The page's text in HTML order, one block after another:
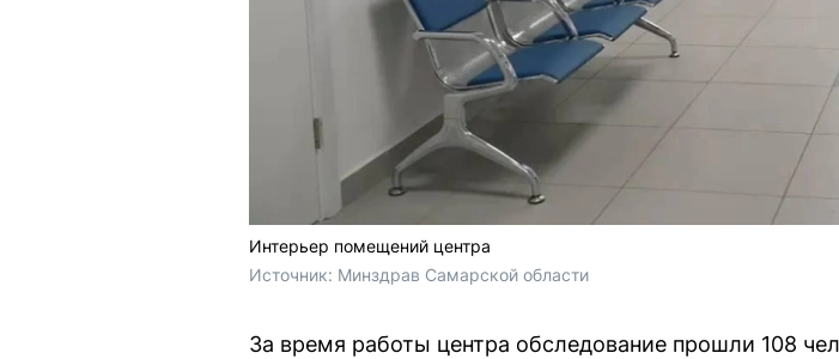
Интерьер помещений центра
Источник: Минздрав Самарской области
За время работы центра обследование прошли 108